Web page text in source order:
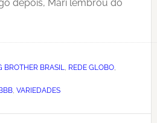
depois, Mari lembrou do
BROTHER BRASIL, REDE GLOBO,
, VARIEDADES